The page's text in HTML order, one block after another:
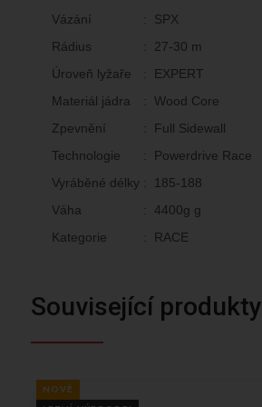
Vázání :
SPX
Rádius
:
27-30 m
Úroveň lyžaře
:
EXPERT
Materiál jádra
:
Wood Core
Zpevnění
:
Full Sidewall
Technologie
:
Powerdrive Race
Vyráběné délky :
185-188
Váha
:
4400g g
Kategorie
: RACE
Související produkty
NOVÉ